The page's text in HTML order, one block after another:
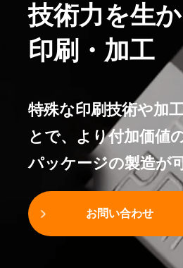
技術力を生
印刷・加工
特殊な印刷技術や加
とで、より付加価値
パッケージの製造が
お問い合わせ